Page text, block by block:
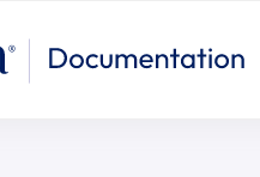
관리 장치 이동